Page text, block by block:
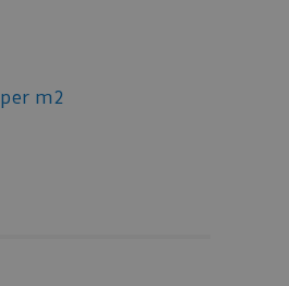
per m2